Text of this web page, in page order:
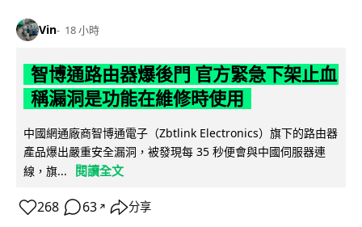
Vin 18 小時
智博通路由器爆後門 官方緊急下架止血
稱漏洞是功能在維修時使用
中國網通廠商智博通電子（Zbtlink Electronics）旗下的路由器
產品爆出嚴重安全漏洞，被發現每 35 秒便會與中國伺服器連
線，旗...
閱讀全文
268 63 ↗ 分享